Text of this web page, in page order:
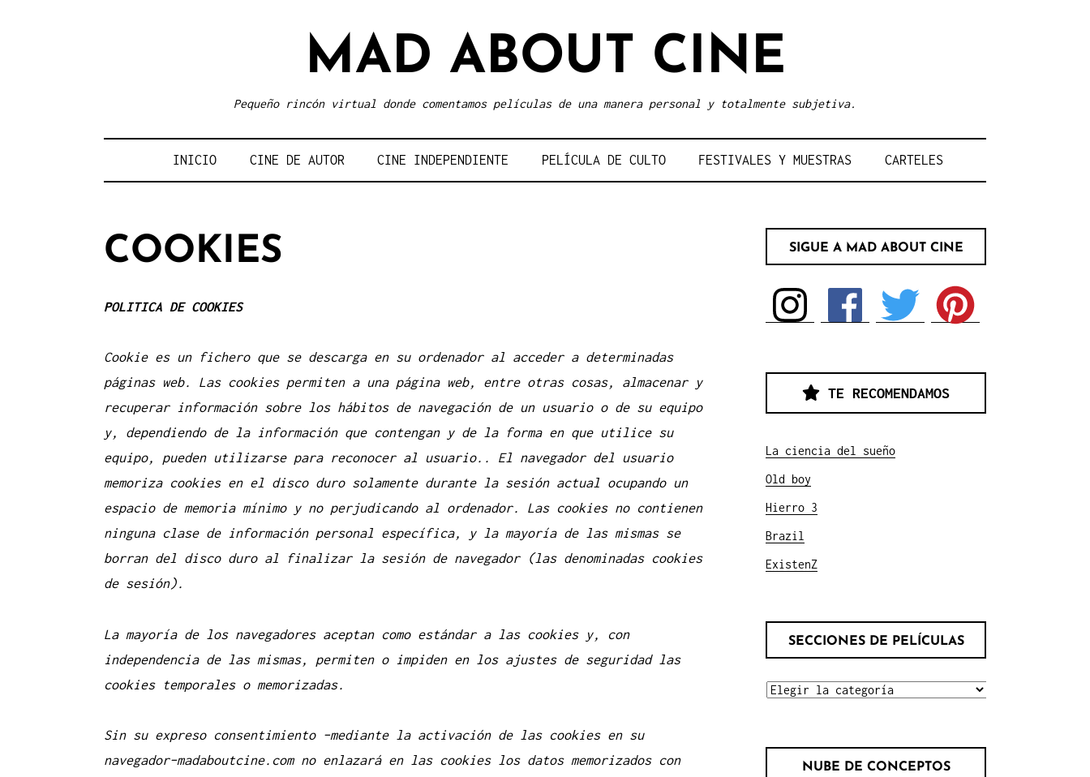
MAD ABOUT CINE
Pequeño rincón virtual donde comentamos películas de una manera personal y totalmente subjetiva.
INICIO CINE DE AUTOR CINE INDEPENDIENTE PELÍCULA DE CULTO FESTIVALES Y MUESTRAS CARTELES
COOKIES
POLITICA DE COOKIES
Cookie es un fichero que se descarga en su ordenador al acceder a determinadas
páginas web. Las cookies permiten a una página web, entre otras cosas, almacenar y
recuperar información sobre los hábitos de navegación de un usuario o de su equipo
y, dependiendo de la información que contengan y de la forma en que utilice su
equipo, pueden utilizarse para reconocer al usuario. . El navegador del usuario
memoriza cookies en el disco duro solamente durante la sesión actual ocupando un
espacio de memoria mínimo y no perjudicando al ordenador. Las cookies no contienen
ninguna clase de información personal específica, y la mayoría de las mismas se
borran del disco duro al finalizar la sesión de navegador (las denominadas cookies
de sesión).
La mayoría de los navegadores aceptan como estándar a las cookies y, con
independencia de las mismas, permiten o impiden en los ajustes de seguridad las
cookies temporales o memorizadas.
Sin su expreso consentimiento –mediante la activación de las cookies en su
navegador–madaboutcine.com no enlazará en las cookies los datos memorizados con
SIGUE A MAD ABOUT CINE
TE RECOMENDAMOS
La ciencia del sueño
Old boy
Hierro 3
Brazil
ExistenZ
SECCIONES DE PELÍCULAS
SECCIONES
NUBE DE CONCEPTOS